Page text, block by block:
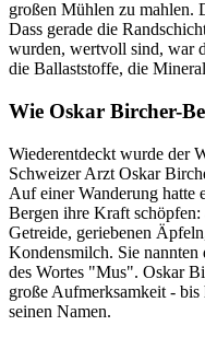
großen Mühlen zu mahlen.
Dass gerade die
wurden, wertvoll sind, war
die Ballaststoffe, die
Wie Oskar Bircher-
Wiederentdeckt wurde der
Schweizer Arzt Oskar
Auf einer Wanderung hatte
Bergen ihre Kraft schöpfen:
Getreide, geriebenen
Kondensmilch. Sie
des Wortes "Mus". Oskar
große Aufmerksamkeit -
seinen Namen.